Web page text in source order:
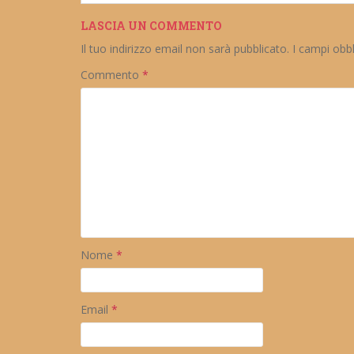
LASCIA UN COMMENTO
Il tuo indirizzo email non sarà pubblicato. I campi
Commento *
Nome *
Email *